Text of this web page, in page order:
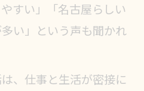
すい」「名古屋らしい
い」という声も聞かれ
、仕事と生活が密接に